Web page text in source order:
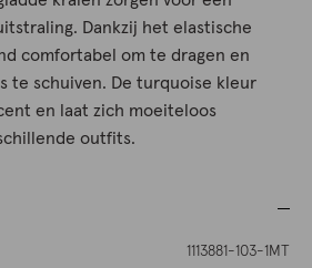
Dankzij het elastische
comfortabel om te dragen en
te schuiven. De turquoise kleur
en laat zich moeiteloos
outfits.
1113881-103-1MT